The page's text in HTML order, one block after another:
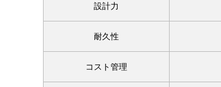
設計力
耐久性
コスト管理